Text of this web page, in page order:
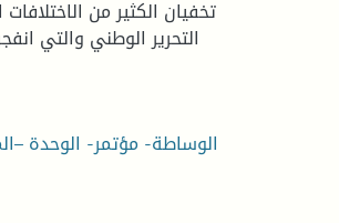
تخفيان الكثير من
التحرير الوطني والتي
الوساطة- مؤتمر- الوحدة